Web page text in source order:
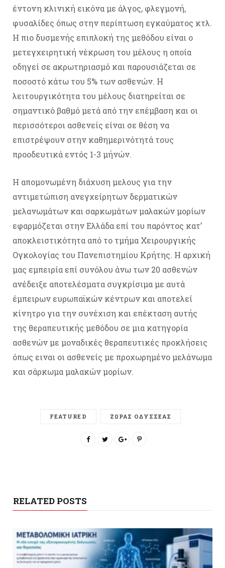
έντονη κλινική εικόνα με άλγος, φλεγμονή,
φυσαλίδες όπως στην περίπτωση εγκαύματος κτλ.
Η πιο δυσμενής επιπλοκή της μεθόδου είναι ο
μετεγχειρητική νέκρωση του μέλους η οποία
οδηγεί σε ακρωτηριασμό και παρουσιάζεται σε
ποσοστό κάτω του 5% των ασθενών. Η
λειτουργικότητα του μέλους διατηρείται σε
σημαντικό βαθμό μετά από την επέμβαση και οι
περισσότεροι ασθενείς είναι σε θέση να
επιστρέψουν στην καθημερινότητά τους
προοδευτικά εντός 1-3 μήνών.
Η απομονωμένη διάχυση μελους για την
αντιμετώπιση ανεγχείρητων δερματικών
μελανωμάτων και σαρκωμάτων μαλακών μορίων
εφαρμόζεται στην Ελλάδα επί του παρόντος κατ’
αποκλειστικότητα από το τμήμα Χειρουργικής
Ογκολογίας του Πανεπιστημίου Κρήτης. Η αρχική
μας εμπειρία επί συνόλου άνω των 20 ασθενών
ανέδειξε αποτελέσματα συγκρίσιμα με αυτά
έμπειρων ευρωπαϊκών κέντρων και αποτελεί
κίνητρο για την συνέχιση και επέκταση αυτής
της θεραπευτικής μεθόδου σε μια κατηγορία
ασθενών με μοναδικές θεραπευτικές προκλήσεις
όπως ειναι οι ασθενείς με προχωρημένο μελάνωμα
και σάρκωμα μαλακών μορίων.
FEATURED ΖΩΡΑΣ ΟΔΥΣΣΕΑΣ
RELATED POSTS